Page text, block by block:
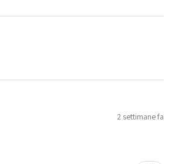
2 settimane fa